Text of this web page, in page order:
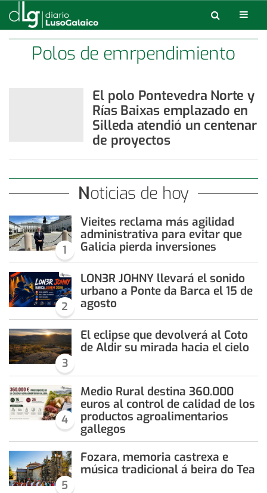
Polos de emrpendimiento
El polo Pontevedra Norte y
Rías Baixas emplazado en
Silleda atendió un centenar
de proyectos
Noticias de hoy
1
Vieites reclama más agilidad
administrativa para evitar que
Galicia pierda inversiones
2
LON3R JOHNY llevará el sonido
urbano a Ponte da Barca el 15 de
agosto
3
El eclipse que devolverá al Coto
de Aldir su mirada hacia el cielo
4
Medio Rural destina 360.000
euros al control de calidad de los
productos agroalimentarios
gallegos
5
Fozara, memoria castrexa e
música tradicional á beira do Tea